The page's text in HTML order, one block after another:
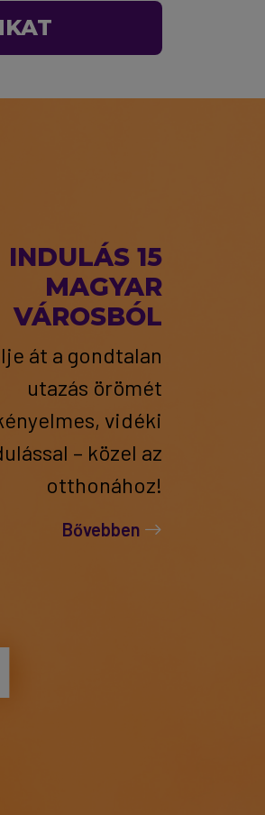
INDULÁS 15
MAGYAR
VÁROSBÓL
át a gondtalan
utazás örömét
vidéki
– közel az
otthonához!
Bővebben